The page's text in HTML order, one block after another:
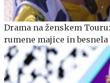
Drama na ženskem
rumene majice in